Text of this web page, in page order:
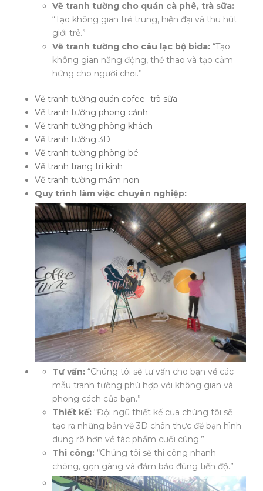
Vẽ tranh tường cho quán cà phê, trà sữa:
“Tạo không gian trẻ trung, hiện đại và thu hút
giới trẻ.”
Vẽ tranh tường cho câu lạc bộ bida: “Tạo
không gian năng động, thể thao và tạo cảm
hứng cho người chơi.”
Vẽ tranh tường quán cofee- trà sữa
Vẽ tranh tường phong cảnh
Vẽ tranh tường phòng khách
Vẽ tranh tường 3D
Vẽ tranh tường phòng bé
Vẽ tranh trang trí kính
Vẽ tranh tường mầm non
Quy trình làm việc chuyên nghiệp:
Tư vấn: “Chúng tôi sẽ tư vấn cho bạn về các
mẫu tranh tường phù hợp với không gian và
phong cách của bạn.”
Thiết kế: “Đội ngũ thiết kế của chúng tôi sẽ
tạo ra những bản vẽ 3D chân thực để bạn hình
dung rõ hơn về tác phẩm cuối cùng.”
Thi công: “Chúng tôi sẽ thi công nhanh
chóng, gọn gàng và đảm bảo đúng tiến độ.”